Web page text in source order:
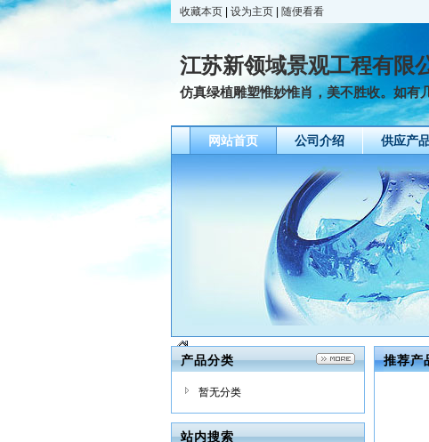
收藏本页 设为主页 随便看看
江苏新领域景观工程有限
仿真绿植雕塑惟妙惟肖，美不胜收。如有
网站首页 公司介绍 供应产
产品分类
暂无分类
站内搜索
推荐产